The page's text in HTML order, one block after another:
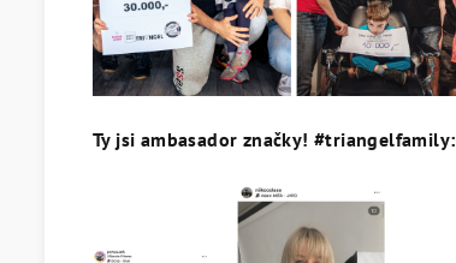
Ty jsi ambasador značky! #triangelfamily: